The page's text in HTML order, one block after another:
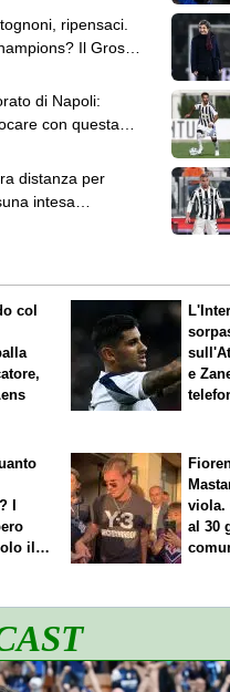
ripensaci.
Il Grosso
di Napoli:
con questa
distanza per
intesa
col
e
I
il
viola.
al 30